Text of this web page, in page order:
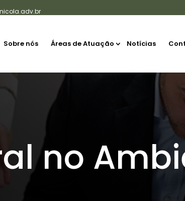
Sobre nós Áreas de Atuação Notícias
no